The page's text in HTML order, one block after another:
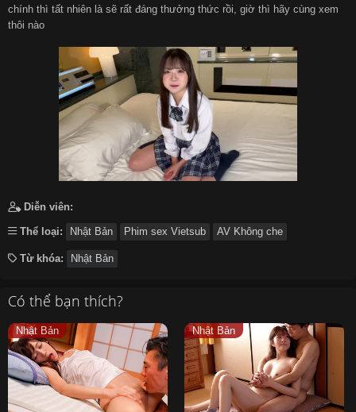
chính thì tất nhiên là sẽ rất đáng thưởng thức rồi, giờ thì hãy cùng xem
thôi nào
Diễn viên:
Thể loại: Nhật Bản Phim sex Vietsub AV Không che
Từ khóa: Nhật Bản
Có thể bạn thích?
Nhật Bản Nhật Bản